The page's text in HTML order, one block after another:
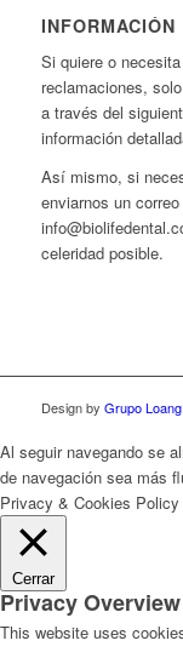
Si quiere o
reclamaciones,
a través del
información
Así mismo, si
enviarnos un
celeridad posible.
Design by Grupo Loang
Al seguir navegando se
de navegación sea más
Privacy & Cookies Policy
Cerrar
Privacy Overview
This website uses